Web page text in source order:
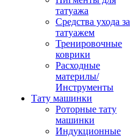
татуажа
Средства ухода за
татуажем
Тренировочные
коврики
Расходные
материлы/
Инструменты
Тату машинки
Роторные тату
машинки
Индукционные